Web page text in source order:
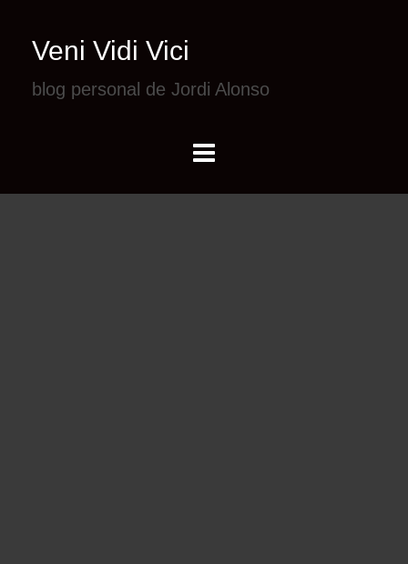
Veni Vidi Vici
blog personal de Jordi Alonso